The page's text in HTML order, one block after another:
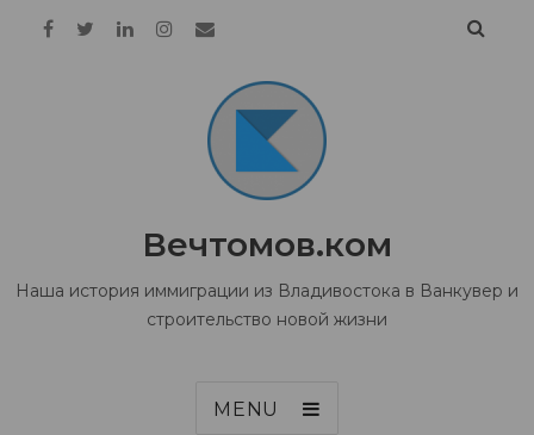
Вечтомов.ком
Наша история иммиграции из Владивостока в Ванкувер и
строительство новой жизни
MENU